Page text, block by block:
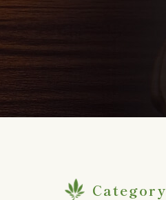
Category